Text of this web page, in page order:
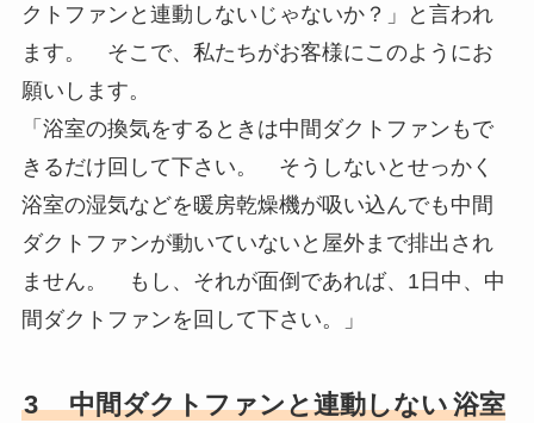
クトファンと連動しないじゃないか？」と言われ
ます。 そこで、私たちがお客様にこのようにお
願いします。
「浴室の換気をするときは中間ダクトファンもで
きるだけ回して下さい。 そうしないとせっかく
浴室の湿気などを暖房乾燥機が吸い込んでも中間
ダクトファンが動いていないと屋外まで排出され
ません。 もし、それが面倒であれば、1日中、中
間ダクトファンを回して下さい。」
3 中間ダクトファンと連動しない浴室